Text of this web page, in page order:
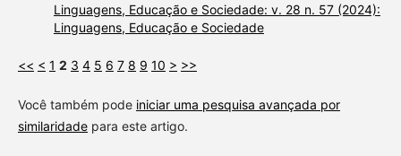
Linguagens, Educação e Sociedade: v. 28 n. 57 (2024):
Linguagens, Educação e Sociedade
<< < 1 2 3 4 5 6 7 8 9 10 > >>
Você também pode iniciar uma pesquisa avançada por
similaridadepara este artigo.